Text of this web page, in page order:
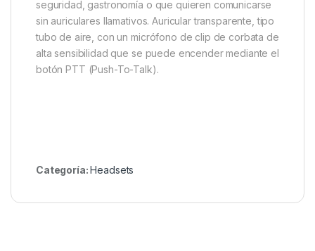
seguridad, gastronomía o que quieren comunicarse
sin auriculares llamativos. Auricular transparente, tipo
tubo de aire, con un micrófono de clip de corbata de
alta sensibilidad que se puede encender mediante el
botón PTT (Push-To-Talk).
Categoría:Headsets